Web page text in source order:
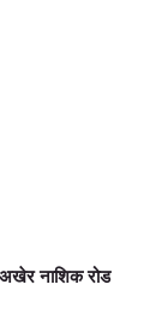
नाशिक रोड